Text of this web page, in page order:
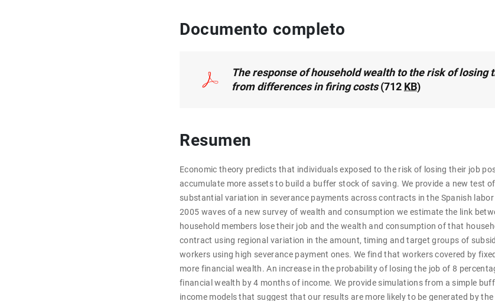
Documento completo
The response of household wealth to the risk of losing
from differences in firing costs(712 KB)
Resumen
Economic theory predicts that individuals exposed to the risk of losing their job
accumulate more assets to build a buffer stock of saving. We provide a new test
substantial variation in severance payments across contracts in the Spanish
2005 waves of a new survey of wealth and consumption we estimate the link
household members lose their job and the wealth and consumption of that
contract using regional variation in the amount, timing and target groups of
workers using high severance payment ones. We find that workers covered by
more financial wealth. An increase in the probability of losing the job of 8
financial wealth by 4 months of income. We provide simulations from a simple
income models that suggest that our results are more likely to be generated by the